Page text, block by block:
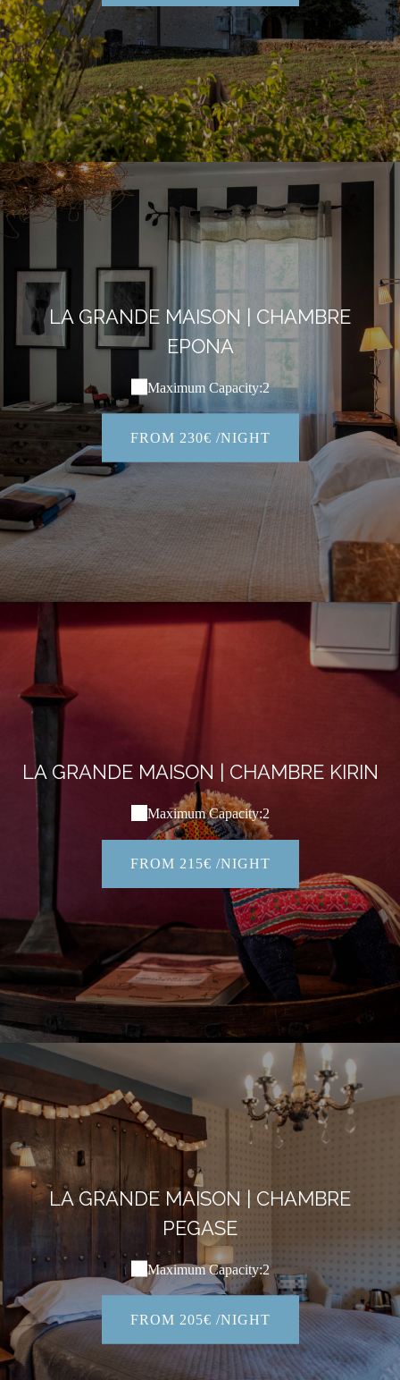
LA GRANDE MAISON | CHAMBRE
EPONA
Maximum Capacity:2
FROM 230€ /NIGHT
LA GRANDE MAISON | CHAMBRE KIRIN
Maximum Capacity:2
FROM 215€ /NIGHT
LA GRANDE MAISON | CHAMBRE
PEGASE
Maximum Capacity:2
FROM 205€ /NIGHT